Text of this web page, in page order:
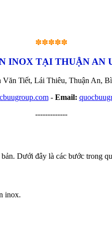
✽✽✽✽✽
INOX TẠI THUẬN AN
Văn Tiết, Lái Thiêu, Thuận An,
- Email:
-------------
Dưới đây là các bước trong
inox.